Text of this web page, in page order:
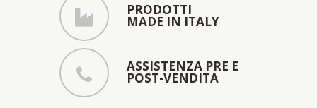
PRODOTTI
MADE IN ITALY
ASSISTENZA PRE E
POST-VENDITA